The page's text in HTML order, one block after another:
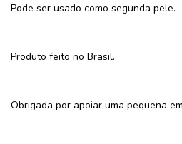
Pode ser usado como segunda pele.
Produto feito no Brasil.
Obrigada por apoiar uma pequena